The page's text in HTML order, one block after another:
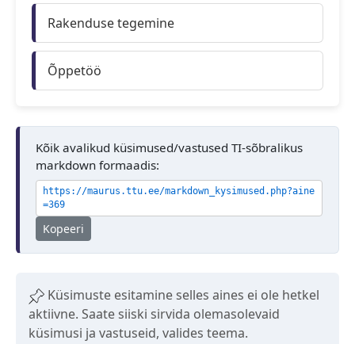
Rakenduse tegemine
Õppetöö
Kõik avalikud küsimused/vastused TI-sõbralikus
markdown formaadis:
https://maurus.ttu.ee/markdown_kysimused.php?aine
=369
Kopeeri
Küsimuste esitamine selles aines ei ole hetkel
aktiivne. Saate siiski sirvida olemasolevaid
küsimusi ja vastuseid, valides teema.